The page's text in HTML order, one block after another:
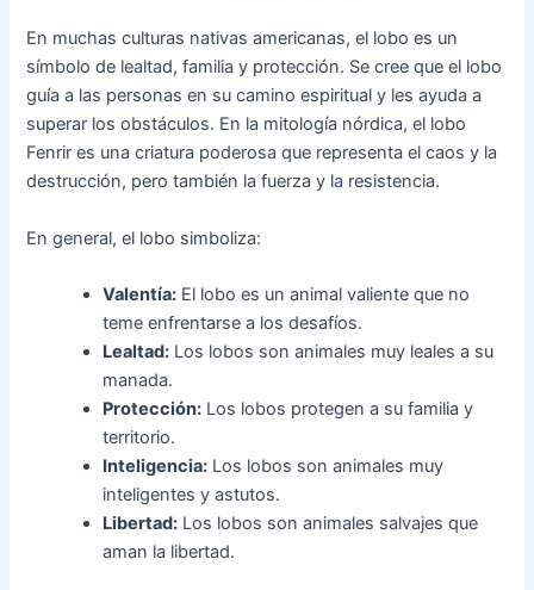
En muchas culturas nativas americanas, el lobo es un
símbolo de lealtad, familia y protección. Se cree que el lobo
guía a las personas en su camino espiritual y les ayuda a
superar los obstáculos. En la mitología nórdica, el lobo
Fenrir es una criatura poderosa que representa el caos y la
destrucción, pero también la fuerza y la resistencia.
En general, el lobo simboliza:
Valentía: El lobo es un animal valiente que no
teme enfrentarse a los desafíos.
Lealtad: Los lobos son animales muy leales a su
manada.
Protección: Los lobos protegen a su familia y
territorio.
Inteligencia: Los lobos son animales muy
inteligentes y astutos.
Libertad: Los lobos son animales salvajes que
aman la libertad.